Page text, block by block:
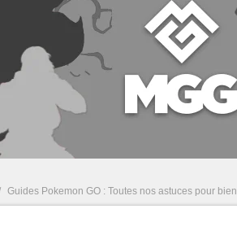
Guides Pokemon GO : Toutes nos astuces pour bien